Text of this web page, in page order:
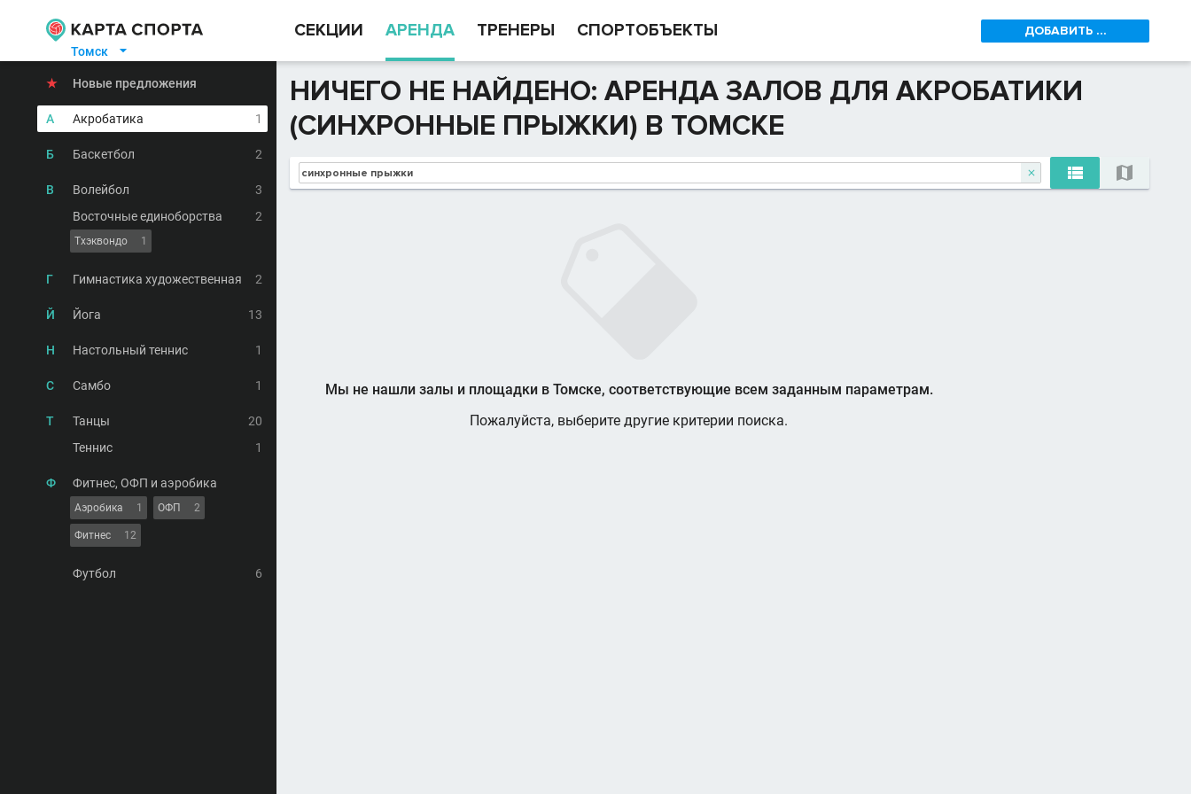
Томск 
СЕКЦИИ АРЕНДА ТРЕНЕРЫ СПОРТОБЪЕКТЫ ДОБАВИТЬ ...
★ Новые предложения
А Акробатика 1
Б Баскетбол 2
В Волейбол
3
Восточные единоборства
2
Тхэквондо 1
Г Гимнастика художественная 2
Й Йога 13
Н Настольный теннис 1
С Самбо 1
Т Танцы
20
Теннис
1
Ф Фитнес, ОФП и аэробика
Аэробика 1 ОФП 2
Фитнес 12
Футбол 6
НИЧЕГО НЕ НАЙДЕНО: АРЕНДА ЗАЛОВ ДЛЯ АКРОБАТИКИ
(СИНХРОННЫЕ ПРЫЖКИ) В ТОМСКЕ
  
Мы не нашли залы и площадки в Томске, соответствующие всем заданным параметрам.
Пожалуйста, выберите другие критерии поиска.